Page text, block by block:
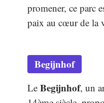
promener, ce parc
paix au cœur de la
Begijnhof
Le Begijnhof, un